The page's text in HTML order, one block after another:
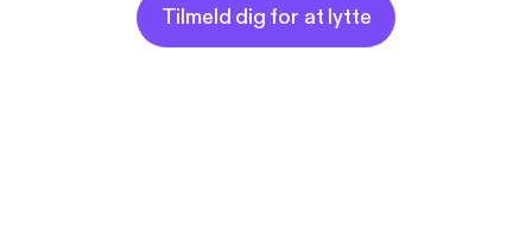
Tilmeld dig for at lytte